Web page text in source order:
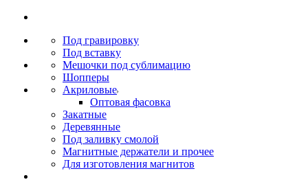
Под гравировку
Под вставку
Мешочки под сублимацию
Шопперы
Акриловые
Оптовая фасовка
Закатные
Деревянные
Под заливку смолой
Магнитные держатели и прочее
Для изготовления магнитов